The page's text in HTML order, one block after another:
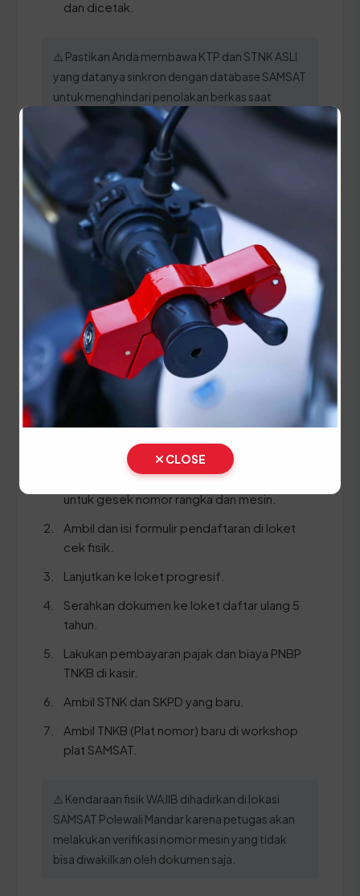
dan dicetak.
⚠️ Pastikan Anda membawa KTP dan STNK ASLI
yang datanya sinkron dengan database SAMSAT
untuk menghindari penolakan berkas saat
verifikasi di loket.
Panduan Pajak 5 Tahunan
(Ganti Plat) di Sulawesi Barat
Setiap lima tahun, pemilik kendaraan wajib
melakukan pergantian pelat nomor dan cek fisik
kendaraan. Siapkan dokumen tambahan ini:
STNK asli
KTP asli
SKPD asli
BPKB asli dan fotokopi
Ikuti panduan langkah demi langkah berikut:
Cek Fisik: Bawa kendaraan ke area cek fisik
untuk gesek nomor rangka dan mesin.
Ambil dan isi formulir pendaftaran di loket
cek fisik.
Lanjutkan ke loket progresif.
Serahkan dokumen ke loket daftar ulang 5
tahun.
Lakukan pembayaran pajak dan biaya PNBP
TNKB di kasir.
Ambil STNK dan SKPD yang baru.
Ambil TNKB (Plat nomor) baru di workshop
plat SAMSAT.
⚠️ Kendaraan fisik WAJIB dihadirkan di lokasi
SAMSAT Polewali Mandar karena petugas akan
melakukan verifikasi nomor mesin yang tidak
bisa diwakilkan oleh dokumen saja.
CLOSE